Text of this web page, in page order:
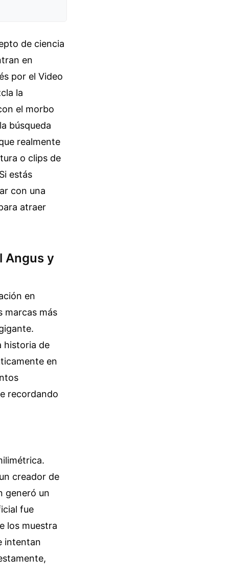
de ciencia
en
por el Video
la
el morbo
búsqueda
realmente
o clips de
estás
con una
atraer
Angus y
en
marcas más
historia de
en
recordando
creador de
generó un
fue
los muestra
intentan